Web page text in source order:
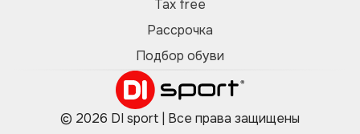
Tax free
Рассрочка
Подбор обуви
© 2026 DI sport | Все права защищены